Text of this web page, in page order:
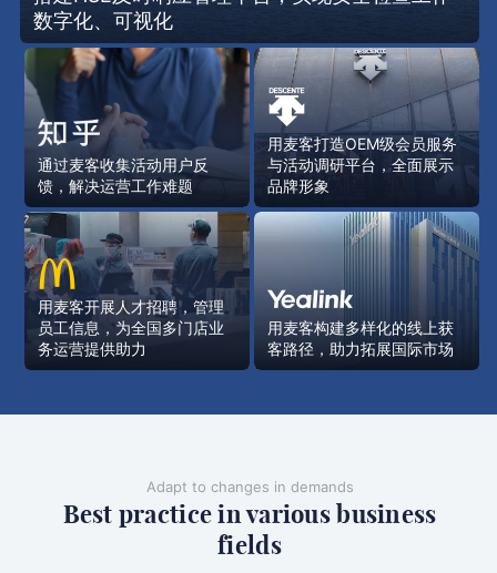
数字化、可视化
通过麦客收集活动用户反
馈，解决运营工作难题
用麦客打造OEM级会员服务
与活动调研平台，全面展示
品牌形象
用麦客开展人才招聘，管理
员工信息，为全国多门店业
务运营提供助力
用麦客构建多样化的线上获
客路径，助力拓展国际市场
Adapt to changes in demands
Best practice in various business
fields